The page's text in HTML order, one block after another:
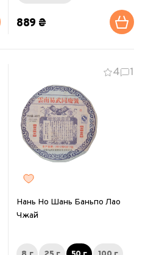
889 ₴
4 1
Нань Но Шань Баньпо Лао
Чжай